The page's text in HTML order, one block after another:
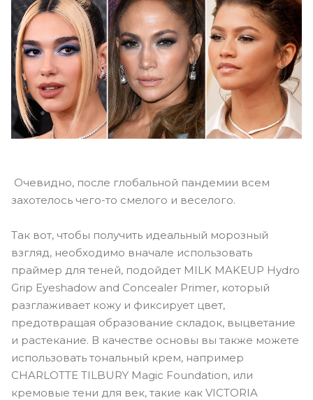
Очевидно, после глобальной пандемии всем
захотелось чего-то смелого и веселого.
Так вот, чтобы получить идеальный морозный
взгляд, необходимо вначале использовать
праймер для теней, подойдет MILK MAKEUP Hydro
Grip Eyeshadow and Concealer Primer, который
разглаживает кожу и фиксирует цвет,
предотвращая образование складок, выцветание
и растекание. В качестве основы вы также можете
использовать тональный крем, например
CHARLOTTE TILBURY Magic Foundation, или
кремовые тени для век, такие как VICTORIA